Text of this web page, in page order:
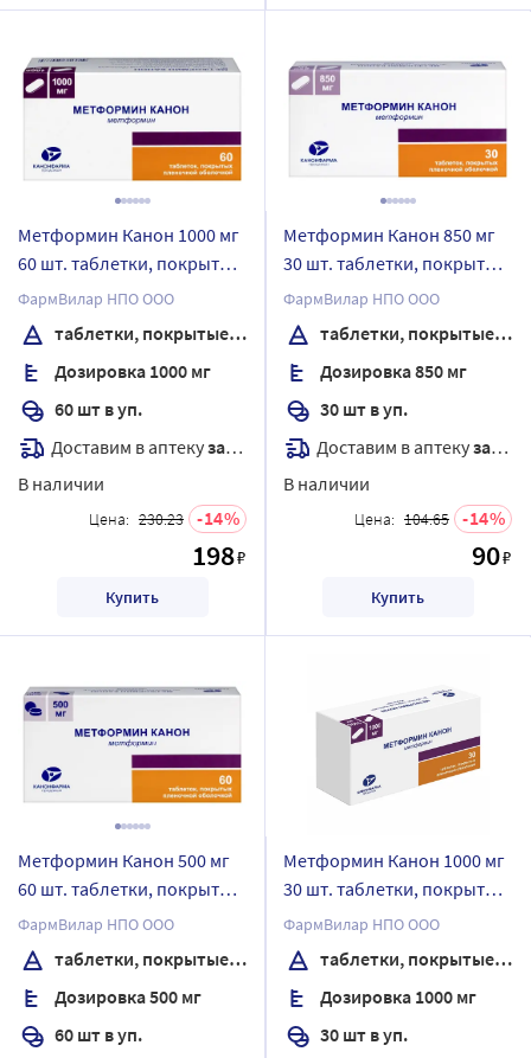
Метформин Канон 1000 мг
60 шт. таблетки, покрытые
пленочной оболочкой
ФармВилар НПО ООО
таблетки, покрытые пленочной оболочкой
Дозировка 1000 мг
60 шт в уп.
Доставим в аптекузавтра
В наличии
Цена: 230.23 14
198₽
Купить
Метформин Канон 850 мг
30 шт. таблетки, покрытые
пленочной оболочкой
ФармВилар НПО ООО
таблетки, покрытые пленочной оболочкой
Дозировка 850 мг
30 шт в уп.
Доставим в аптекузавтра
В наличии
Цена: 104.65 14
90₽
Купить
Метформин Канон 500 мг
60 шт. таблетки, покрытые
пленочной оболочкой
ФармВилар НПО ООО
таблетки, покрытые пленочной оболочкой
Дозировка 500 мг
60 шт в уп.
Метформин Канон 1000 мг
30 шт. таблетки, покрытые
пленочной оболочкой
ФармВилар НПО ООО
таблетки, покрытые пленочной оболочкой
Дозировка 1000 мг
30 шт в уп.